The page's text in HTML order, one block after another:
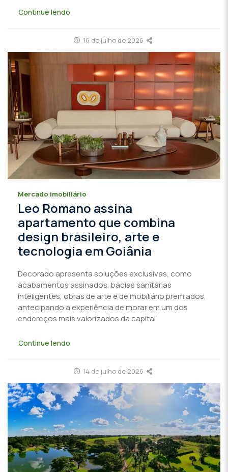
Continue lendo
16 de julho de 2026
Mercado imobiliário
Leo Romano assina
apartamento que combina
design brasileiro, arte e
tecnologia em Goiânia
Decorado apresenta soluções exclusivas, como
acabamentos assinados, bacias sanitárias
inteligentes, obras de arte e de mobiliário premiados,
antecipando a experiência de morar em um dos
endereços mais valorizados da capital
Continue lendo
14 de julho de 2026